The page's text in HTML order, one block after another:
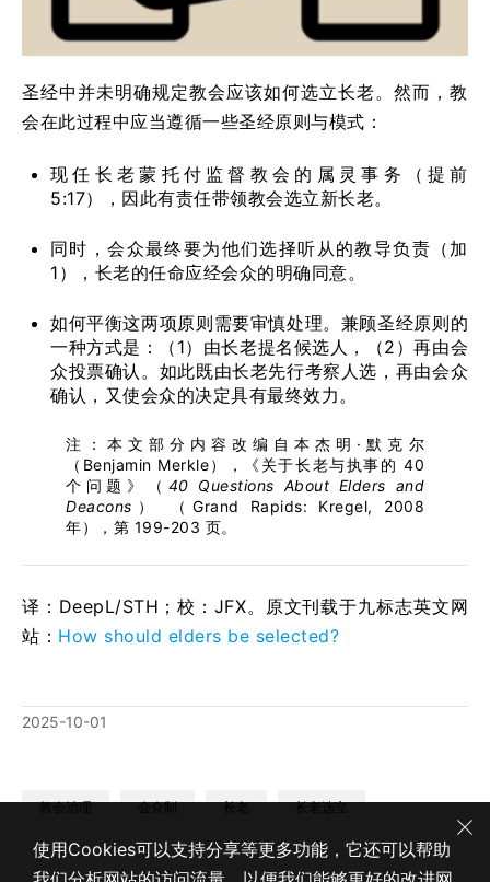
圣经中并未明确规定教会应该如何选立长老。然而，教
会在此过程中应当遵循一些圣经原则与模式：
现任长老蒙托付监督教会的属灵事务（提前
5:17），因此有责任带领教会选立新长老。
同时，会众最终要为他们选择听从的教导负责（加
1），长老的任命应经会众的明确同意。
如何平衡这两项原则需要审慎处理。兼顾圣经原则的
一种方式是：（1）由长老提名候选人，（2）再由会
众投票确认。如此既由长老先行考察人选，再由会众
确认，又使会众的决定具有最终效力。
注：本文部分内容改编自本杰明·默克尔
（Benjamin Merkle），《关于长老与执事的 40
个问题》（ 40 Questions About Elders and
Deacons ） （Grand Rapids: Kregel, 2008
年），第 199-203 页。
译：DeepL/STH；校： JFX。原文刊载于九标志英文网
站： How should elders be selected?
2025-10-01
教会治理 会众制 长老 长老选立
使用Cookies可以支持分享等更多功能，它还可以帮助